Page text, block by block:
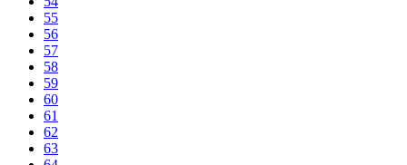
55
56
57
58
59
60
61
62
63